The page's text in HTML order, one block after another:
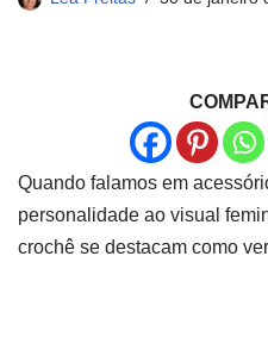
Quando falamos em
personalidade ao visual
crochê se destacam como